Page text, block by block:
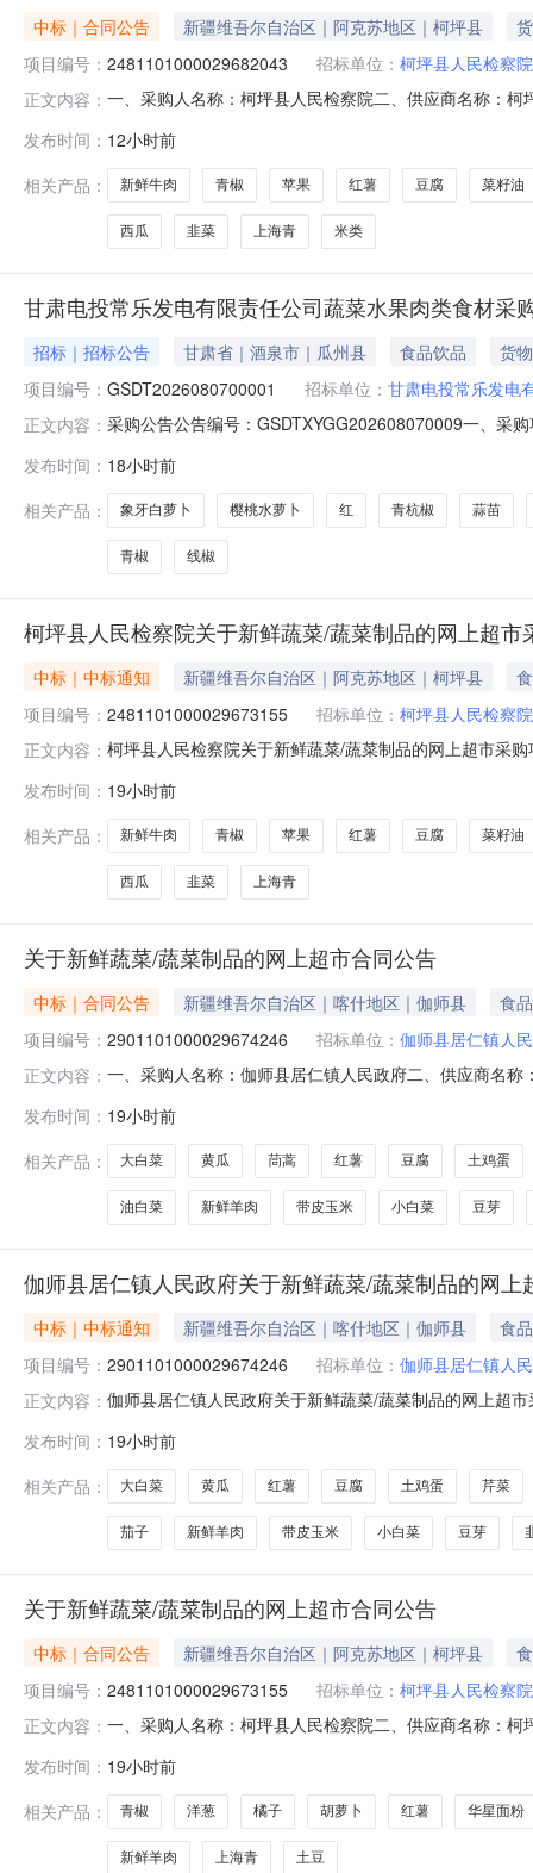
中标｜合同公告 新疆维吾尔自治区｜阿克苏地区｜柯坪县
项目编号： 2481101000029682043 招标单位： 柯坪县人民检察院
正文内容： 一、采购人名称：柯坪县人民检察院二、供应商名称：
无品牌新鲜牛肉kg20.007515003新鲜羊肉生肉/肉制品
发布时间： 12小时前
相关产品：
新鲜牛肉 青椒 苹果 红薯 豆腐 菜籽油
西瓜 韭菜 上海青 米类
甘肃电投常乐发电有限责任公司蔬菜水果肉类食材采
招标｜招标公告 甘肃省｜酒泉市｜瓜州县 食品饮品
货物
项目编号： GSDT2026080700001 招标单位： 甘肃电投常乐发电
正文内容： 采购公告公告编号：GSDTXYGG202608070009一、采
照。2.信用报告:供应商须提供通过“信用中国”网站（
发布时间： 18小时前
相关产品：
象牙白萝卜 樱桃水萝卜 红 青杭椒 蒜苗
青椒 线椒
柯坪县人民检察院关于新鲜蔬菜/蔬菜制品的网上超市
中标｜中标通知 新疆维吾尔自治区｜阿克苏地区｜柯坪县
项目编号： 2481101000029673155 招标单位： 柯坪县人民检察院
正文内容： 柯坪县人民检察院关于新鲜蔬菜/蔬菜制品的网上超市采
政区划编码:652999项目所在行政区划名称:阿克苏地区
发布时间： 19小时前
相关产品：
新鲜牛肉 青椒 苹果 红薯 豆腐 菜籽油
西瓜 韭菜 上海青
关于新鲜蔬菜/蔬菜制品的网上超市合同公告
中标｜合同公告 新疆维吾尔自治区｜喀什地区｜伽师县
食
项目编号： 2901101000029674246 招标单位： 伽师县居仁镇人
正文内容： 一、采购人名称：伽师县居仁镇人民政府二、供应商名
千克120.0022402新鲜蔬菜/蔬菜制品红薯，无品牌红薯
发布时间： 19小时前
相关产品：
大白菜 黄瓜 茼蒿 红薯 豆腐 土鸡蛋
油白菜 新鲜羊肉 带皮玉米 小白菜 豆芽
伽师县居仁镇人民政府关于新鲜蔬菜/蔬菜制品的网上
中标｜中标通知 新疆维吾尔自治区｜喀什地区｜伽师县
食
项目编号： 2901101000029674246 招标单位： 伽师县居仁镇人
正文内容： 伽师县居仁镇人民政府关于新鲜蔬菜/蔬菜制品的网上超
（元）:项目所在行政区划编码:653129项目所在行政区
发布时间： 19小时前
相关产品：
大白菜 黄瓜 红薯 豆腐 土鸡蛋 芹菜
茄子 新鲜羊肉 带皮玉米 小白菜 豆芽
关于新鲜蔬菜/蔬菜制品的网上超市合同公告
中标｜合同公告 新疆维吾尔自治区｜阿克苏地区｜柯坪县
项目编号： 2481101000029673155 招标单位： 柯坪县人民检察院
正文内容： 一、采购人名称：柯坪县人民检察院二、供应商名称：
品牌新鲜牛肉kg20.007515003新鲜羊肉生肉/肉制品羊
发布时间： 19小时前
相关产品：
青椒 洋葱 橘子 胡萝卜 红薯 华星面粉
新鲜羊肉 上海青 土豆